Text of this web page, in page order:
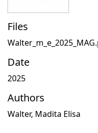
Files
Date
2025
Authors
Walter, Madita Elisa